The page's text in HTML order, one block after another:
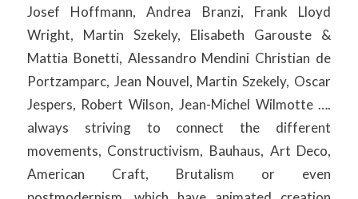
Josef Hoffmann, Andrea Branzi, Frank Lloyd
Wright, Martin Szekely, Elisabeth Garouste &
Mattia Bonetti, Alessandro Mendini Christian de
Portzamparc, Jean Nouvel, Martin Szekely, Oscar
Jespers, Robert Wilson, Jean-Michel Wilmotte ….
always striving to connect the different
movements, Constructivism, Bauhaus, Art Deco,
American Craft, Brutalism or even